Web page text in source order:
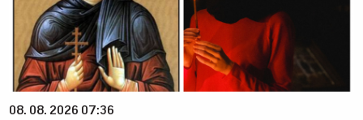
08. 08. 2026 07:36